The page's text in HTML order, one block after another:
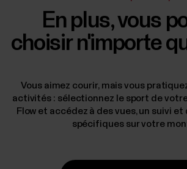
En plus, vous
choisir n'importe
Vous aimez courir, mais vous
activités : sélectionnez le sport de
Flow et accédez à des vues, un suivi
spécifiques sur votre